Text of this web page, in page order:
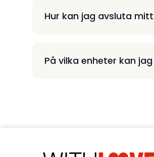
Hur kan jag avsluta
På vilka enheter kan